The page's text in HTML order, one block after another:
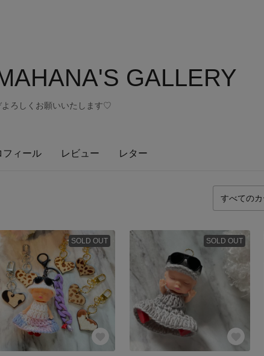
GALLERY
ろしくお願いいたします♡
フィール レビュー レター
SOLD OUT SOLD OUT